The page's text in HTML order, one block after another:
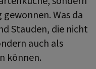
Was da
Stauden, die nicht
auch als
können.